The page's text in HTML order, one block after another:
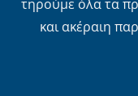
τηρούμε όλα τα
και ακέραιη